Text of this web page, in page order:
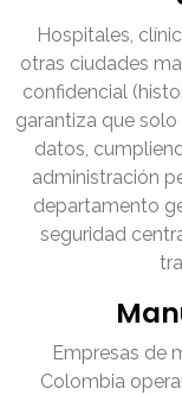
Hospitales,
otras ciudades
confidencial
garantiza que
datos,
administración
departamento
seguridad
Empresas de
Colombia